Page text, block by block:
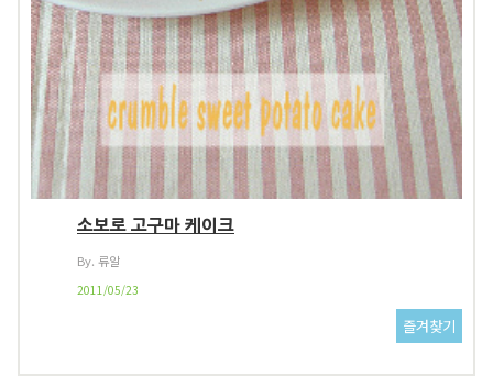
소보로 고구마 케이크
By. 류알
2011/05/23